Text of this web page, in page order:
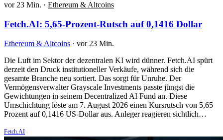
vor 23 Min. · Ethereum & Altcoins
Fetch.AI: 5,65-Prozent-Rutsch auf 0,1416 Dollar
Ethereum & Altcoins · vor 23 Min.
Die Luft im Sektor der dezentralen KI wird dünner. Fetch.AI spürt
derzeit den Druck institutioneller Verkäufe, während sich die
gesamte Branche neu sortiert. Das sorgt für Unruhe. Der
Vermögensverwalter Grayscale Investments passte jüngst die
Gewichtungen in seinem Decentralized AI Fund an. Diese
Umschichtung löste am 7. August 2026 einen Kursrutsch von 5,65
Prozent auf 0,1416 US-Dollar aus. Anleger reagieren sichtlich…
Fetch.AI